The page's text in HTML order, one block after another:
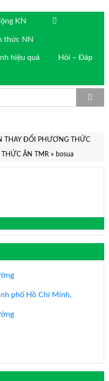
KN
thức NN
hiệu quả Hỏi – Đáp
THAY ĐỔI PHƯƠNG THỨC
ĂN TMR» bosua
phố Hồ Chí Minh,